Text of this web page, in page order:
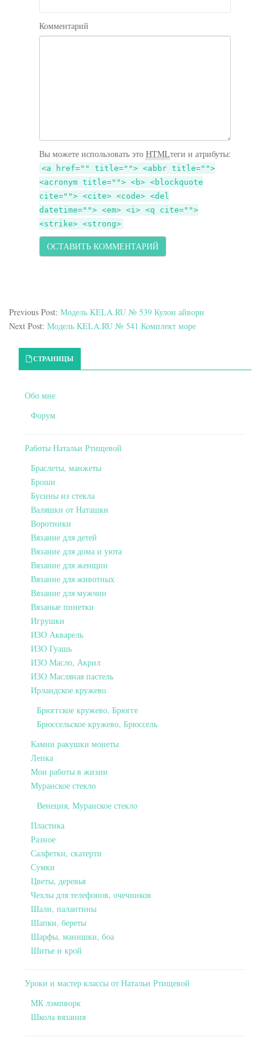
Комментарий
Вы можете использовать это HTMLтеги и атрибуты:
<a href="" title=""> <abbr title="">
<acronym title=""> <b> <blockquote
cite=""> <cite> <code> <del
datetime=""> <em> <i> <q cite="">
<strike> <strong>
Previous Post: Модель KELA.RU № 539 Кулон айвори
Next Post: Модель KELA.RU № 541 Комплект море
Primary Sidebar
СТРАНИЦЫ
Обо мне
Форум
Работы Натальи Ртищевой
Браслеты, манжеты
Броши
Бусины из стекла
Валяшки от Наташки
Воротники
Вязание для детей
Вязание для дома и уюта
Вязание для женщин
Вязание для животных
Вязание для мужчин
Вязаные пинетки
Игрушки
ИЗО Акварель
ИЗО Гуашь
ИЗО Масло, Акрил
ИЗО Масляная пастель
Ирландское кружево
Брюггское кружево, Брюгге
Брюссельское кружево, Брюссель
Камни ракушки монеты
Лепка
Мои работы в жизни
Муранское стекло
Венеция, Муранское стекло
Пластика
Разное
Салфетки, скатерти
Сумки
Цветы, деревья
Чехлы для телефонов, очечников
Шали, палантины
Шапки, береты
Шарфы, манишки, боа
Шитье и крой
Уроки и мастер классы от Натальи Ртищевой
МК лэмпворк
Школа вязания